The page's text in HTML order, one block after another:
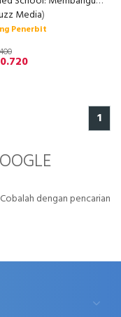
Media)
Penerbit
1
dengan pencarian